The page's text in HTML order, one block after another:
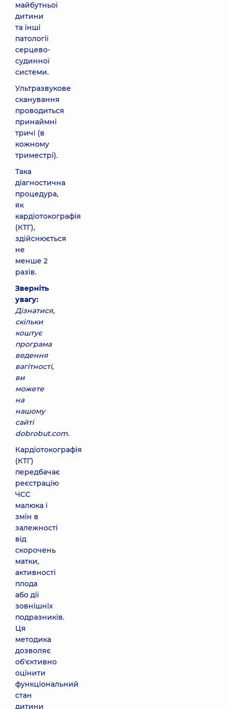
майбутньої
дитини
та інші
патології
серцево-
судинної
системи.
Ультразвукове
сканування
проводиться
принаймні
тричі (в
кожному
триместрі).
Така
діагностична
процедура,
як
кардіотокографія
(КТГ),
здійснюється
не
менше 2
разів.
Зверніть
увагу:
Дізнатися,
скільки
коштує
програма
ведення
вагітності,
ви
можете
на
нашому
сайті
dobrobut.com.
Кардіотокографія
(КТГ)
передбачає
реєстрацію
ЧСС
малюка і
змін в
залежності
від
скорочень
матки,
активності
плода
або дії
зовнішніх
подразників.
Ця
методика
дозволяє
об'єктивно
оцінити
функціональний
стан
дитини